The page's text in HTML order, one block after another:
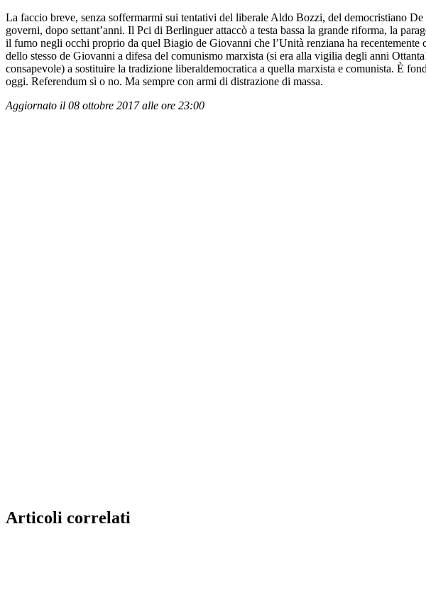
La faccio breve, senza soffermarmi sui tentativi del liberale Aldo Bozzi, del democristiano
governi, dopo settant’anni. Il Pci di Berlinguer attaccò a testa bassa la grande riforma, la
il fumo negli occhi proprio da quel Biagio de Giovanni che l’Unità renziana ha
dello stesso de Giovanni a difesa del comunismo marxista (si era alla vigilia degli anni
consapevole) a sostituire la tradizione liberaldemocratica a quella marxista e comunista. È
oggi. Referendum sì o no. Ma sempre con armi di distrazione di massa.
Aggiornato il 08 ottobre 2017 alle ore 23:00
Articoli correlati